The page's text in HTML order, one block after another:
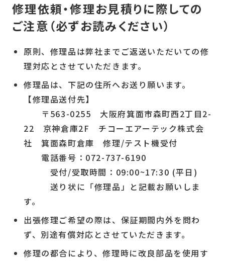
修理依頼・修理お見積りに際しての
ご注意（必ずお読みください）
原則、修理品は弊社までご返送いただいての修
理対応とさせていただきます。
修理品は、下記の住所へお送り願います。
【修理品送付先】
〒563-0255 大阪府箕面市森町西2丁目2-
22 京神倉庫2F チコーエアーテック株式会
社 箕面森町倉庫 修理/テスト機受付
電話番号：072-737-6190
受付/受取時間：09:00~17:30 (平日)
送り状に「修理品」と記載お願いしま
す。
出張修理ご希望の際は、保証期間内外を問わ
ず、別途有償対応とさせていただきます。
修理の都合により、修理時に改良部品を使用す